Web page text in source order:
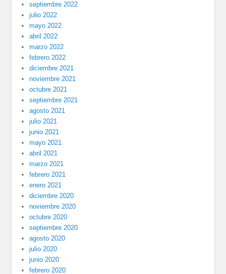
septiembre 2022
julio 2022
mayo 2022
abril 2022
marzo 2022
febrero 2022
diciembre 2021
noviembre 2021
octubre 2021
septiembre 2021
agosto 2021
julio 2021
junio 2021
mayo 2021
abril 2021
marzo 2021
febrero 2021
enero 2021
diciembre 2020
noviembre 2020
octubre 2020
septiembre 2020
agosto 2020
julio 2020
junio 2020
febrero 2020